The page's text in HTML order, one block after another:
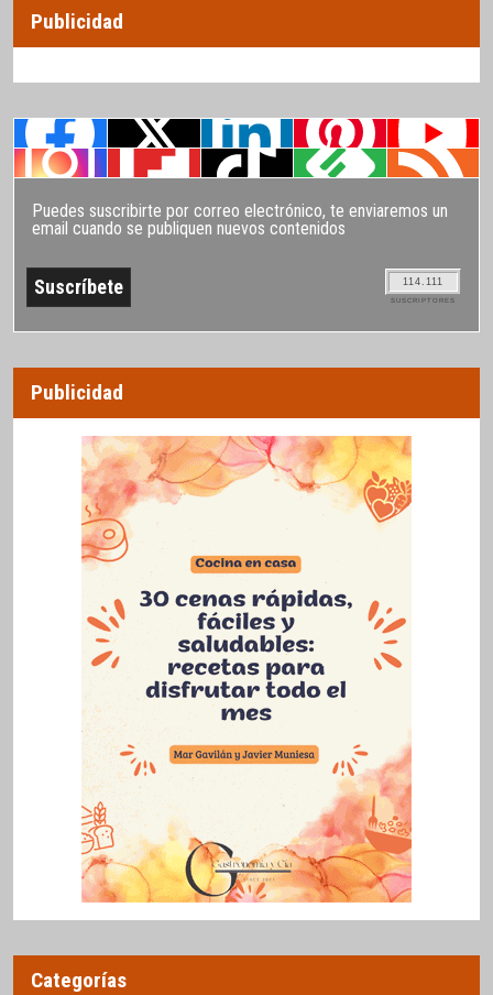
Publicidad
Puedes suscribirte por correo electrónico, te enviaremos un
email cuando se publiquen nuevos contenidos
114.111
SUSCRIPTORES
Publicidad
Categorías